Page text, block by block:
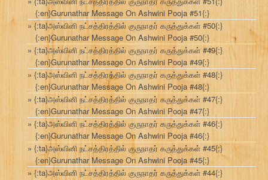
{:en}Gurunathar Message On Ashwini Pooja #51{:}
{:ta}அஸ்வினி நட்சத்திரத்தில் குருநாதர் கருத்துக்கள் #50{:}
{:en}Gurunathar Message On Ashwini Pooja #50{:}
{:ta}அஸ்வினி நட்சத்திரத்தில் குருநாதர் கருத்துக்கள் #49{:}
{:en}Gurunathar Message On Ashwini Pooja #49{:}
{:ta}அஸ்வினி நட்சத்திரத்தில் குருநாதர் கருத்துக்கள் #48{:}
{:en}Gurunathar Message On Ashwini Pooja #48{:}
{:ta}அஸ்வினி நட்சத்திரத்தில் குருநாதர் கருத்துக்கள் #47{:}
{:en}Gurunathar Message On Ashwini Pooja #47{:}
{:ta}அஸ்வினி நட்சத்திரத்தில் குருநாதர் கருத்துக்கள் #46{:}
{:en}Gurunathar Message On Ashwini Pooja #46{:}
{:ta}அஸ்வினி நட்சத்திரத்தில் குருநாதர் கருத்துக்கள் #45{:}
{:en}Gurunathar Message On Ashwini Pooja #45{:}
{:ta}அஸ்வினி நட்சத்திரத்தில் குருநாதர் கருத்துக்கள் #44{:}